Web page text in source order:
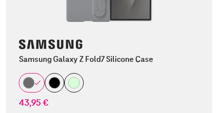
Samsung Galaxy Z Fold7 Silicone Case
43,95 €